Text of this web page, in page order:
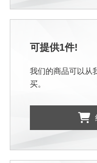
可提供1件!
我们的商品可以从
买。